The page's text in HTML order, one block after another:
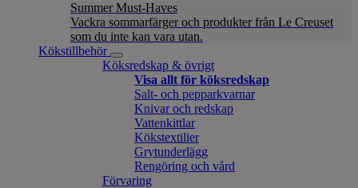
Summer Must-Haves
Vackra sommarfärger och produkter från Le Creuset
som du inte kan vara utan.
Kökstillbehör
Köksredskap & övrigt
Visa allt för köksredskap
Salt- och pepparkvarnar
Knivar och redskap
Vattenkittlar
Kökstextilier
Grytunderlägg
Rengöring och vård
Förvaring